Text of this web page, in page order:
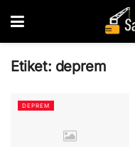
Etiket: deprem
DEPREM